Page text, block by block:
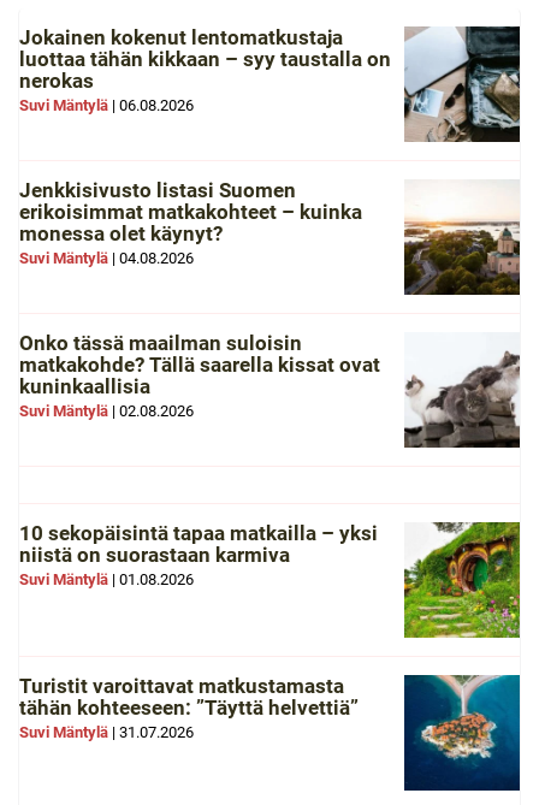
Jokainen kokenut lentomatkustaja
luottaa tähän kikkaan – syy taustalla on
nerokas
Suvi Mäntylä | 06.08.2026
Jenkkisivusto listasi Suomen
erikoisimmat matkakohteet – kuinka
monessa olet käynyt?
Suvi Mäntylä | 04.08.2026
Onko tässä maailman suloisin
matkakohde? Tällä saarella kissat ovat
kuninkaallisia
Suvi Mäntylä | 02.08.2026
10 sekopäisintä tapaa matkailla – yksi
niistä on suorastaan karmiva
Suvi Mäntylä | 01.08.2026
Turistit varoittavat matkustamasta
tähän kohteeseen: ”Täyttä helvettiä”
Suvi Mäntylä | 31.07.2026